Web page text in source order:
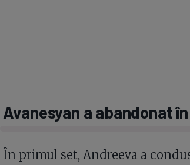
Avanesyan a abandonat
În primul set, Andreeva a